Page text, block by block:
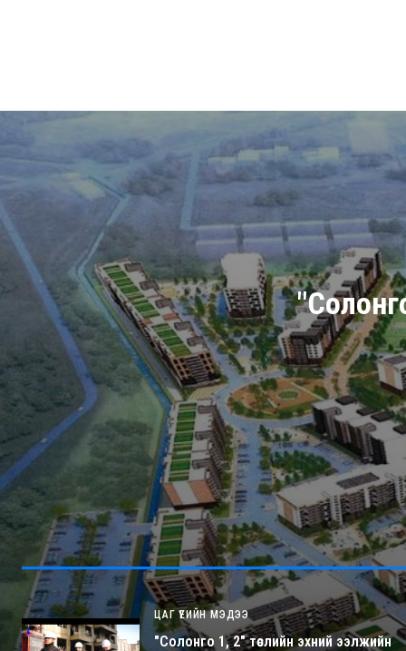
ЦАГ ҮЕИЙН МЭДЭЭ
"Солонго 1, 2" төслийн эхний ээлжийн